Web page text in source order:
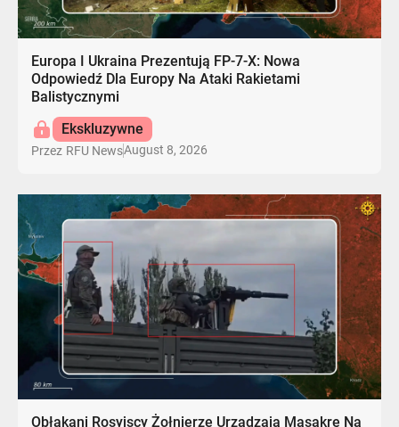
Europa I Ukraina Prezentują FP-7-X: Nowa
Odpowiedź Dla Europy Na Ataki Rakietami
Balistycznymi
Ekskluzywne
Przez RFU NewsAugust 8, 2026
Obłąkani Rosyjscy Żołnierze Urządzają Masakrę Na